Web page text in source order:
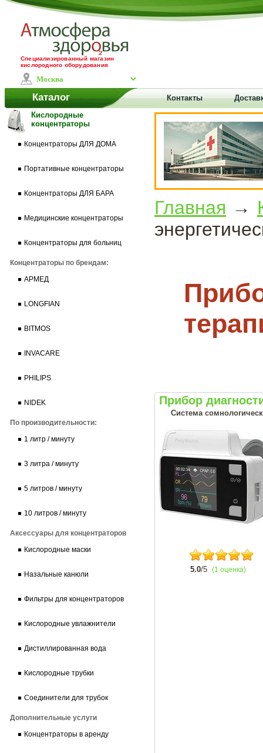
Специализированный магазин
кислородного оборудования
Каталог Контакты
Кислородные
концентраторы
Концентраторы ДЛЯ ДОМА
Портативные концентраторы
Концентраторы ДЛЯ БАРА
Медицинские концентраторы
Концентраторы для больниц
Концентраторы по брендам:
АРМЕД
LONGFIAN
BITMOS
INVACARE
PHILIPS
NIDEK
По производительности:
1 литр / минуту
3 литра / минуту
5 литров / минуту
10 литров / минуту
Аксессуары для концентраторов
Кислородные маски
Назальные канюли
Фильтры для концентраторов
Кислородные увлажнители
Дистиллированная вода
Кислородные трубки
Соединители для трубок
Дополнительные услуги
Концентраторы в аренду
Главная →
Прибор
Система
5.0/5 (1 оценка)